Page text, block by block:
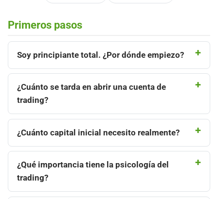
Primeros pasos
Soy principiante total. ¿Por dónde empiezo?
¿Cuánto se tarda en abrir una cuenta de
trading?
¿Cuánto capital inicial necesito realmente?
¿Qué importancia tiene la psicología del
trading?